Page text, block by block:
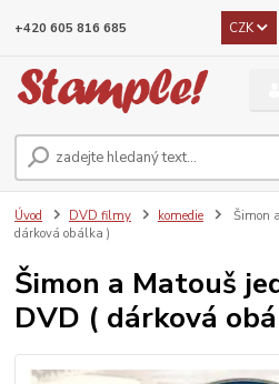
CZK
+420 605 816 685
Úvod DVD filmy komedie
Šimon
dárková obálka )
Šimon a Matouš
DVD ( dárková